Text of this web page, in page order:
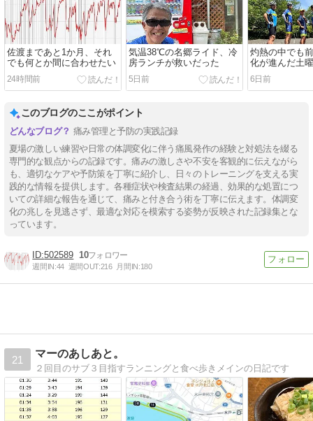
佐渡まであと1か月、それ
でも何とか間に合わせたい
24時間前
気温38℃の名郷ライド、冷
房ランチが救いだった
5日前
灼熱の中でも
化が進んだ土
6日前
このブログのここがポイント
痛み管理と予防の実践記録
夏場の激しい練習や日常の体調変化に伴う痛風発作の経験と対処法を綴る
専門的な観点からの記録です。痛みの激しさや不安を客観的に伝えながら
も、適切なケアや予防策を丁寧に紹介し、日々のトレーニングを支える実
践的な情報を提供します。各種症状や検査結果の経過、効果的な処置につ
いての詳細な報告を通じて、痛みと付き合う術を丁寧に伝えます。体調変
化の兆しを見逃さず、最適な対応を模索する姿勢が反映された記録集とな
っています。
502589 10
週間IN:44 週間OUT:216 月間IN:180
21
マーのあしあと。
２回目のサブ３目指すランニングと食べ歩きメインの日記です